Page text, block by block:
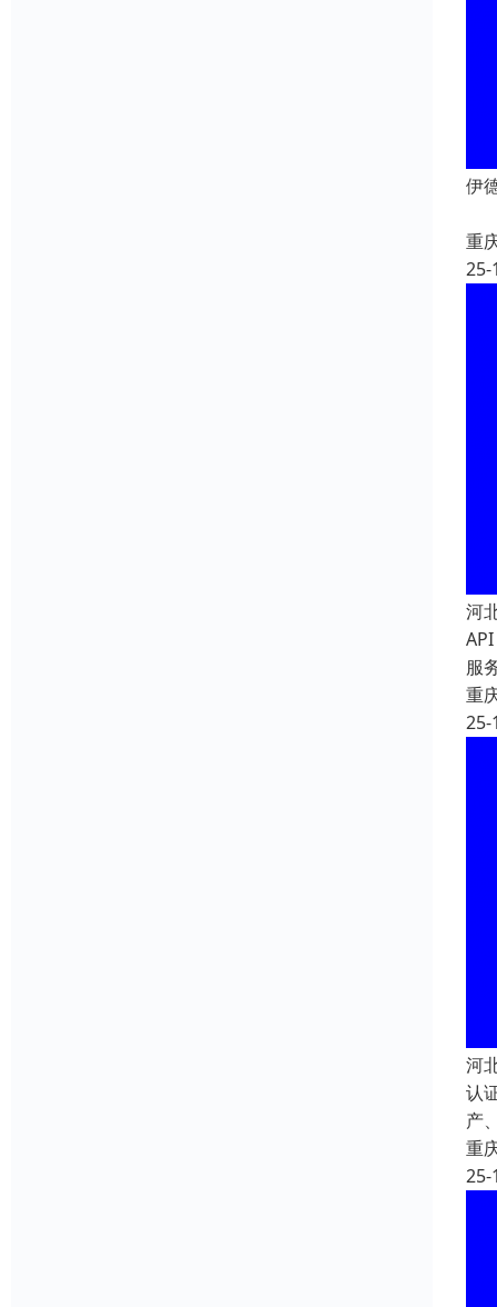
伊
重
25-
河
服
重
25-
河
认
产
重
25-